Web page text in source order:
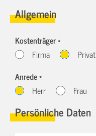
Allgemein
Kostenträger *
Firma
Privat
Anrede *
Herr
Frau
Persönliche Daten